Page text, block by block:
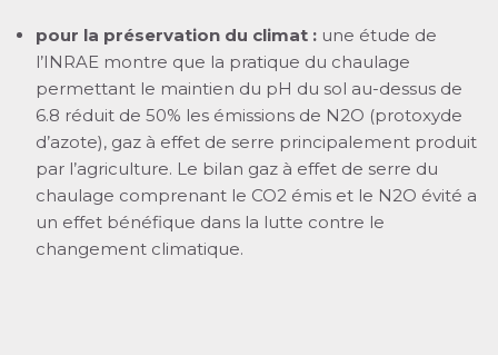
pour la préservation du climat : une étude de
l’INRAE montre que la pratique du chaulage
permettant le maintien du pH du sol au-dessus de
6.8 réduit de 50% les émissions de N2O (protoxyde
d’azote), gaz à effet de serre principalement produit
par l’agriculture. Le bilan gaz à effet de serre du
chaulage comprenant le CO2 émis et le N2O évité a
un effet bénéfique dans la lutte contre le
changement climatique.